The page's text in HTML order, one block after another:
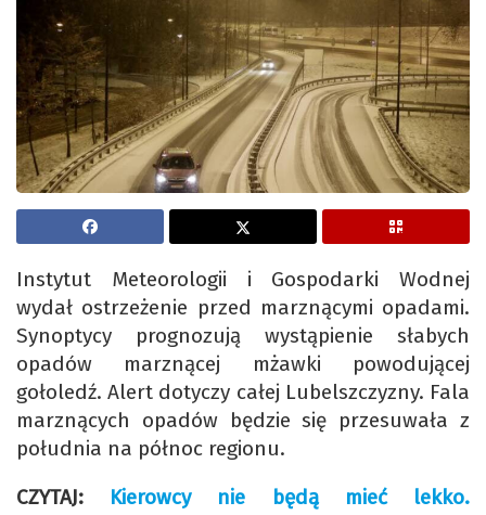
Instytut Meteorologii i Gospodarki Wodnej
wydał ostrzeżenie przed marznącymi opadami.
Synoptycy prognozują wystąpienie słabych
opadów marznącej mżawki powodującej
gołoledź. Alert dotyczy całej Lubelszczyzny. Fala
marznących opadów będzie się przesuwała z
południa na północ regionu.
CZYTAJ: Kierowcy nie będą mieć lekko.